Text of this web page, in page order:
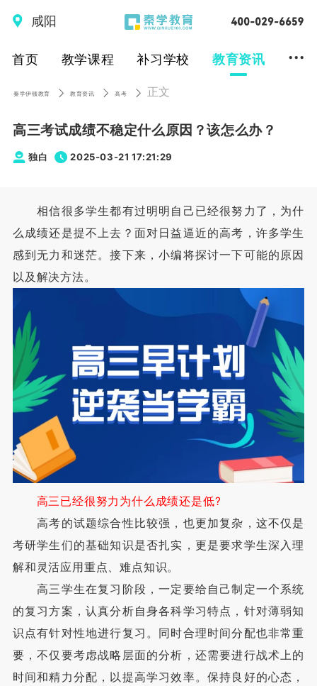
咸阳
首页 教学课程 补习学校 教育资讯 ...
秦学伊顿教育 教育资讯 高考 正文
高三考试成绩不稳定什么原因？该怎么办？
独白 2025-03-21 17:21:29
相信很多学生都有过明明自己已经很努力了，为什
么成绩还是提不上去？面对日益逼近的高考，许多学生
感到无力和迷茫。接下来，小编将探讨一下可能的原因
以及解决方法。
高三已经很努力为什么成绩还是低?
高考的试题综合性比较强，也更加复杂，这不仅是
考研学生们的基础知识是否扎实，更是要求学生深入理
解和灵活应用重点、难点知识。
高三学生在复习阶段，一定要给自己制定一个系统
的复习方案，认真分析自身各科学习特点，针对薄弱知
识点有针对性地进行复习。同时合理时间分配也非常重
要，不仅要考虑战略层面的分析，还需要进行战术上的
时间和精力分配，以提高学习效率。保持良好的心态，